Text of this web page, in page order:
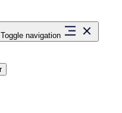
Toggle navigation